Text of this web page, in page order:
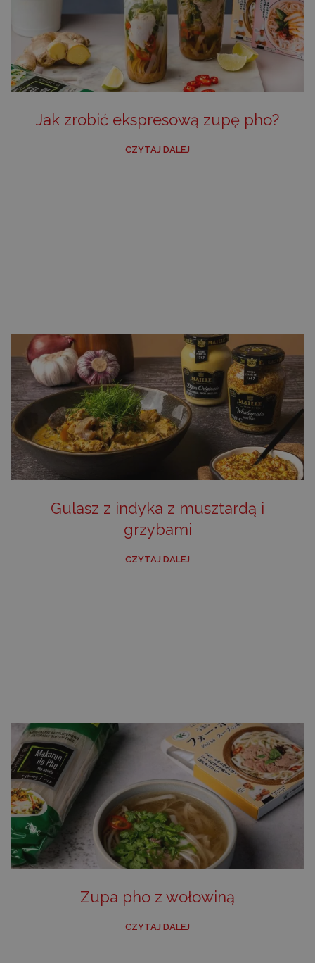
Jak zrobić ekspresową zupę pho?
CZYTAJ DALEJ
Gulasz z indyka z musztardą i
grzybami
CZYTAJ DALEJ
Zupa pho z wołowiną
CZYTAJ DALEJ